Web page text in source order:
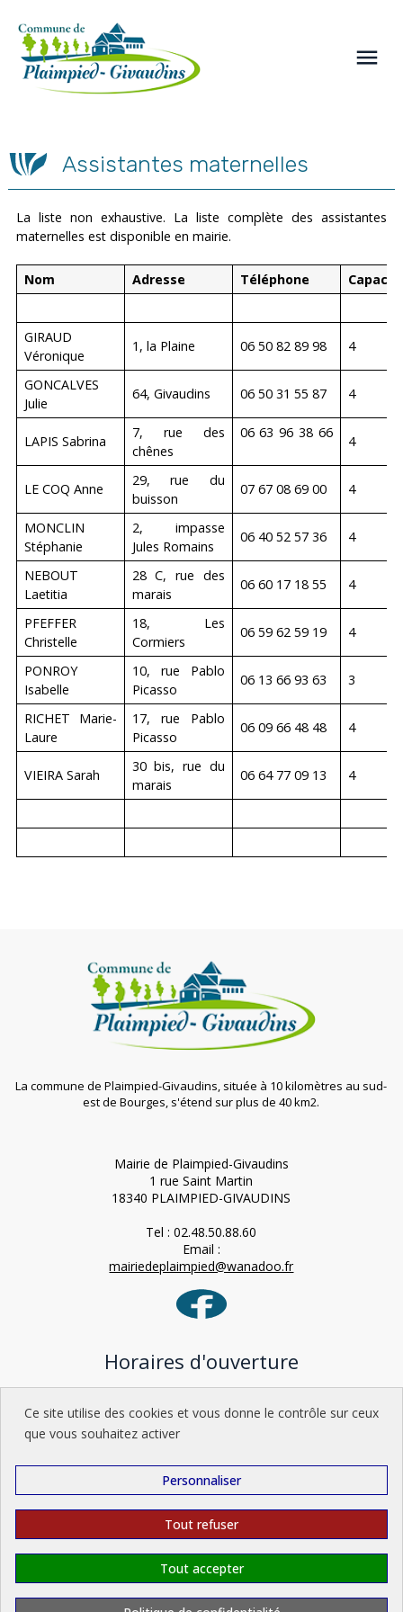
menu
Assistantes maternelles
La liste non exhaustive. La liste complète des assistantes
maternelles est disponible en mairie.
Nom Adresse Téléphone
GIRAUD
Véronique
1, la Plaine 06 50 82 89 98 4
GONCALVES
Julie
64, Givaudins 06 50 31 55 87 4
LAPIS Sabrina
7, rue des
chênes
06 63 96 38 66
4
LE COQ Anne
29, rue du
buisson
07 67 08 69 00 4
MONCLIN
Stéphanie
2, impasse
Jules Romains
06 40 52 57 36 4
NEBOUT
Laetitia
28 C, rue des
marais
06 60 17 18 55 4
PFEFFER
Christelle
18, Les
Cormiers
06 59 62 59 19 4
PONROY
Isabelle
10, rue Pablo
Picasso
06 13 66 93 63 3
RICHET Marie-
Laure
17, rue Pablo
Picasso
06 09 66 48 48 4
VIEIRA Sarah
30 bis, rue du
marais
06 64 77 09 13 4
La commune de Plaimpied-Givaudins, située à 10 kilomètres au sud-
est de Bourges, s'étend sur plus de 40 km2.
Mairie de Plaimpied-Givaudins
1 rue Saint Martin
18340 PLAIMPIED-GIVAUDINS
Tel : 02.48.50.88.60
Email :
mairiedeplaimpied@wanadoo.fr
Horaires d'ouverture
Lundi : 9h-12h / 15h-18h
Mardi : 9h-12h
Mercredi : 9h-12h / 15h-18h
Vendredi : 9h-12h / 14h-17h
Samedi : 9h-12h
Administration
Ce site utilise des cookies et vous donne le contrôle sur ceux
que vous souhaitez activer
Tout accepter
Tout refuser
Personnaliser